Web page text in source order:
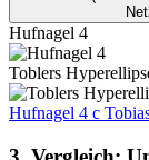
Hufnagel 4
Toblers
Hufnagel 4 c